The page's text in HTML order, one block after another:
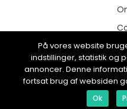
På vores website
indstillinger, statistik og
annoncer. Denne
fortsat brug af websiden
Ok